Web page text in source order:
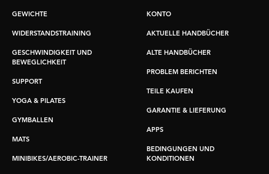
GEWICHTE
WIDERSTANDSTRAINING
GESCHWINDIGKEIT UND
BEWEGLICHKEIT
SUPPORT
YOGA & PILATES
GYMBALLEN
MATS
MINIBIKES/AEROBIC-TRAINER
KONTO
AKTUELLE HANDBÜCHER
ALTE HANDBÜCHER
PROBLEM BERICHTEN
TEILE KAUFEN
GARANTIE & LIEFERUNG
APPS
BEDINGUNGEN UND
KONDITIONEN